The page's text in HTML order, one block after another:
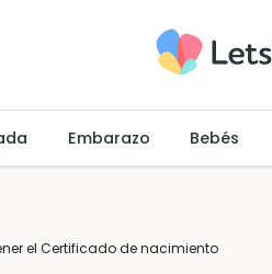
Embarazo Bebés
el Certificado de nacimiento